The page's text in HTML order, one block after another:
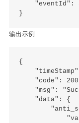
"eventId":
输出示例
{
"code":
"msg":
    "data": {